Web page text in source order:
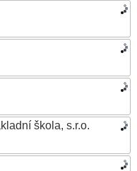
škola, s.r.o.